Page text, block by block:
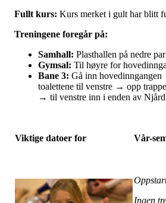
Fullt kurs: Kurs merket i gult har blitt
Treningene foregår på:
Samhall: Plasthallen på nedre
Gymsal: Til høyre for
Bane 3: Gå inn
toalettene til venstre → opp
→ til venstre inn i enden av
Viktige datoer for Vår-
Ingen